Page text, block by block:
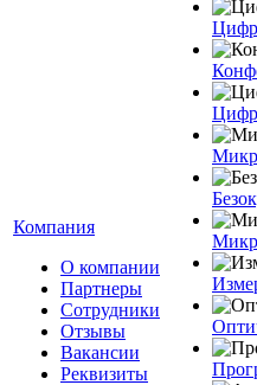
Компания
О компании
Партнеры
Сотрудники
Отзывы
Вакансии
Реквизиты